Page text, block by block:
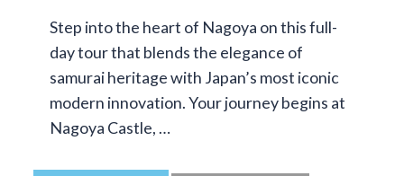
Step into the heart of Nagoya on this full-
day tour that blends the elegance of
samurai heritage with Japan’s most iconic
modern innovation. Your journey begins at
Nagoya Castle, …